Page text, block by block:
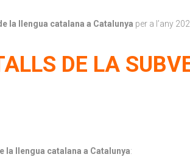
la llengua catalana a Catalunya per a l’any
DE LA
la llengua catalana a Catalunya: